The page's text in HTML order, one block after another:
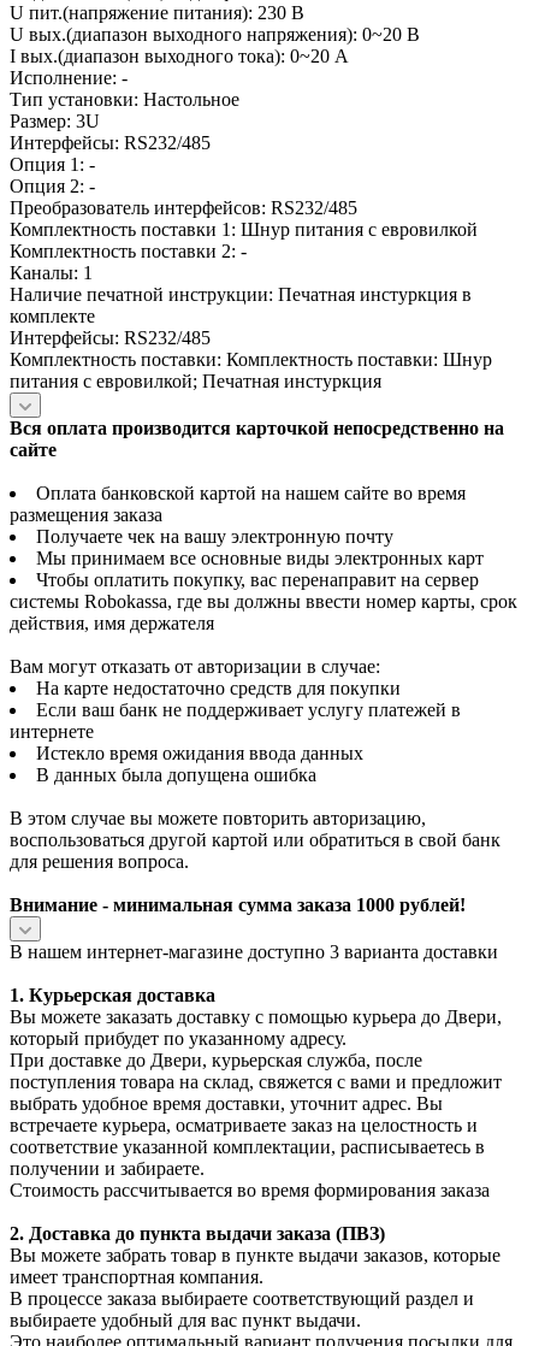
U пит.(напряжение питания): 230 В
U вых.(диапазон выходного напряжения): 0~20 В
I вых.(диапазон выходного тока): 0~20 А
Исполнение: -
Тип установки: Настольное
Размер: 3U
Интерфейсы: RS232/485
Опция 1: -
Опция 2: -
Преобразователь интерфейсов: RS232/485
Комплектность поставки 1: Шнур питания с евровилкой
Комплектность поставки 2: -
Каналы: 1
Наличие печатной инструкции: Печатная инстуркция в
комплекте
Интерфейсы: RS232/485
Комплектность поставки: Комплектность поставки: Шнур
питания с евровилкой; Печатная инстуркция
Вся оплата производится карточкой непосредственно на
сайте
Оплата банковской картой на нашем сайте во время
размещения заказа
Получаете чек на вашу электронную почту
Мы принимаем все основные виды электронных карт
Чтобы оплатить покупку, вас перенаправит на сервер
системы Robokassa, где вы должны ввести номер карты, срок
действия, имя держателя
Вам могут отказать от авторизации в случае:
На карте недостаточно средств для покупки
Если ваш банк не поддерживает услугу платежей в
интернете
Истекло время ожидания ввода данных
В данных была допущена ошибка
В этом случае вы можете повторить авторизацию,
воспользоваться другой картой или обратиться в свой банк
для решения вопроса.
Внимание - минимальная сумма заказа 1000 рублей!
В нашем интернет-магазине доступно 3 варианта доставки
1. Курьерская доставка
Вы можете заказать доставку с помощью курьера до Двери,
который прибудет по указанному адресу.
При доставке до Двери, курьерская служба, после
поступления товара на склад, свяжется с вами и предложит
выбрать удобное время доставки, уточнит адрес. Вы
встречаете курьера, осматриваете заказ на целостность и
соответствие указанной комплектации, расписываетесь в
получении и забираете.
Стоимость рассчитывается во время формирования заказа
2. Доставка до пункта выдачи заказа (ПВЗ)
Вы можете забрать товар в пункте выдачи заказов, которые
имеет транспортная компания.
В процессе заказа выбираете соответствующий раздел и
выбираете удобный для вас пункт выдачи.
Это наиболее оптимальный вариант получения посылки для